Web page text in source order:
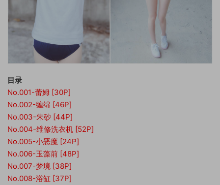
目录
No.001-蕾姆 [30P]
No.002-缠绵 [46P]
No.003-朱砂 [44P]
No.004-维修洗衣机 [52P]
No.005-小恶魔 [24P]
No.006-玉藻前 [48P]
No.007-梦境 [38P]
No.008-浴缸 [37P]